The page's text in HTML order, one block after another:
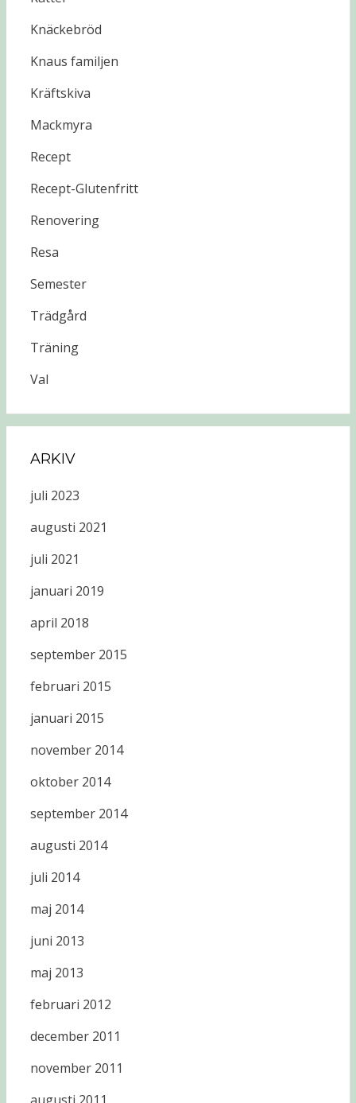
Knäckebröd
Knaus familjen
Kräftskiva
Mackmyra
Recept
Recept-Glutenfritt
Renovering
Resa
Semester
Trädgård
Träning
Val
ARKIV
juli 2023
augusti 2021
juli 2021
januari 2019
april 2018
september 2015
februari 2015
januari 2015
november 2014
oktober 2014
september 2014
augusti 2014
juli 2014
maj 2014
juni 2013
maj 2013
februari 2012
december 2011
november 2011